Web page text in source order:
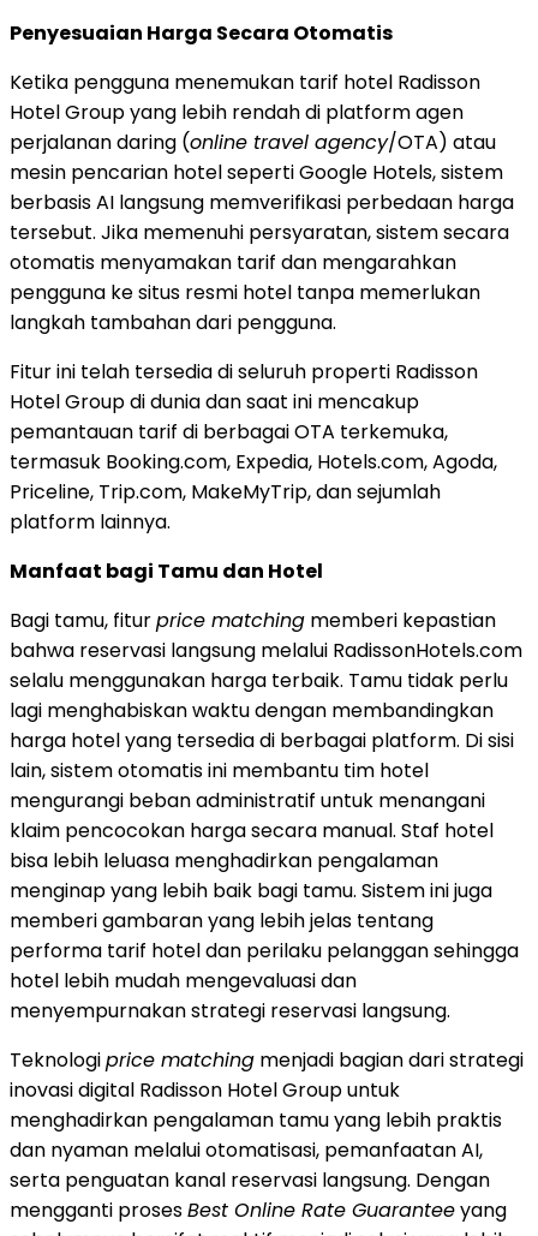
Penyesuaian Harga Secara Otomatis
Ketika pengguna menemukan tarif hotel Radisson
Hotel Group yang lebih rendah di platform agen
perjalanan daring (online travel agency/OTA) atau
mesin pencarian hotel seperti Google Hotels, sistem
berbasis AI langsung memverifikasi perbedaan harga
tersebut. Jika memenuhi persyaratan, sistem secara
otomatis menyamakan tarif dan mengarahkan
pengguna ke situs resmi hotel tanpa memerlukan
langkah tambahan dari pengguna.
Fitur ini telah tersedia di seluruh properti Radisson
Hotel Group di dunia dan saat ini mencakup
pemantauan tarif di berbagai OTA terkemuka,
termasuk Booking.com, Expedia, Hotels.com, Agoda,
Priceline, Trip.com, MakeMyTrip, dan sejumlah
platform lainnya.
Manfaat bagi Tamu dan Hotel
Bagi tamu, fiturprice matching memberi kepastian
bahwa reservasi langsung melalui RadissonHotels.com
selalu menggunakan harga terbaik. Tamu tidak perlu
lagi menghabiskan waktu dengan membandingkan
harga hotel yang tersedia di berbagai platform. Di sisi
lain, sistem otomatis ini membantu tim hotel
mengurangi beban administratif untuk menangani
klaim pencocokan harga secara manual. Staf hotel
bisa lebih leluasa menghadirkan pengalaman
menginap yang lebih baik bagi tamu. Sistem ini juga
memberi gambaran yang lebih jelas tentang
performa tarif hotel dan perilaku pelanggan sehingga
hotel lebih mudah mengevaluasi dan
menyempurnakan strategi reservasi langsung.
Teknologiprice matching menjadi bagian dari strategi
inovasi digital Radisson Hotel Group untuk
menghadirkan pengalaman tamu yang lebih praktis
dan nyaman melalui otomatisasi, pemanfaatan AI,
serta penguatan kanal reservasi langsung. Dengan
mengganti prosesBest Online Rate Guaranteeyang